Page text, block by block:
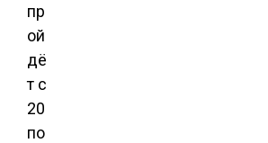
пр
ой
дё
т с
20
по